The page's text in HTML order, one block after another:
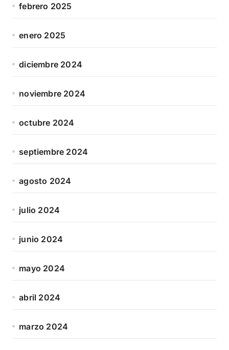
febrero 2025
enero 2025
diciembre 2024
noviembre 2024
octubre 2024
septiembre 2024
agosto 2024
julio 2024
junio 2024
mayo 2024
abril 2024
marzo 2024